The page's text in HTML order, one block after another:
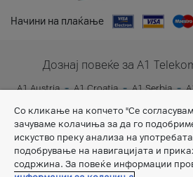
Начини на плаќање
Дознај повеќе за A1
A1 Austria A1 Croatia A1 Serbia
Со кликање на копчето "Се
зачуваме колачиња за да го
искуство преку анализа на
подобрување на навигацијата и
содржина. За повеќе информации